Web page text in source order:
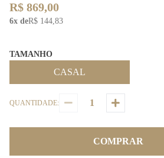
R$ 869,00
6x deR$ 144,83
TAMANHO
CASAL
QUANTIDADE:
COMPRAR